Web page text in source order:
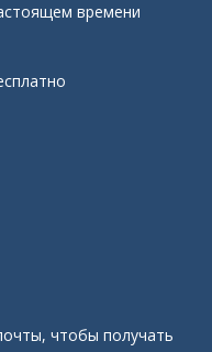
времени
чтобы получать